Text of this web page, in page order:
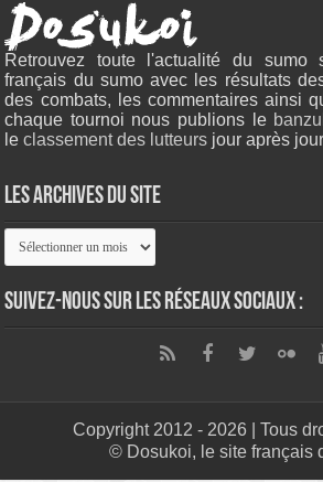
Retrouvez toute l'actualité du sumo
français du sumo avec les résultats
des combats, les commentaires ainsi
chaque tournoi nous publions le
leclassement des lutteurs jour après
Les archives du site
Les
archives
site
Suivez-nous sur les réseaux sociaux :
Copyright 2012 - 2026 | Tous
© Dosukoi, le site français